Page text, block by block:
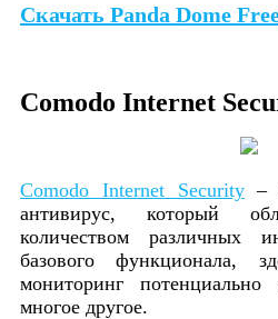
Скачать Panda Dome
Comodo Internet
Comodo Internet Security–
антивирус, который
количеством различных
базового функционала,
мониторинг
многое другое.